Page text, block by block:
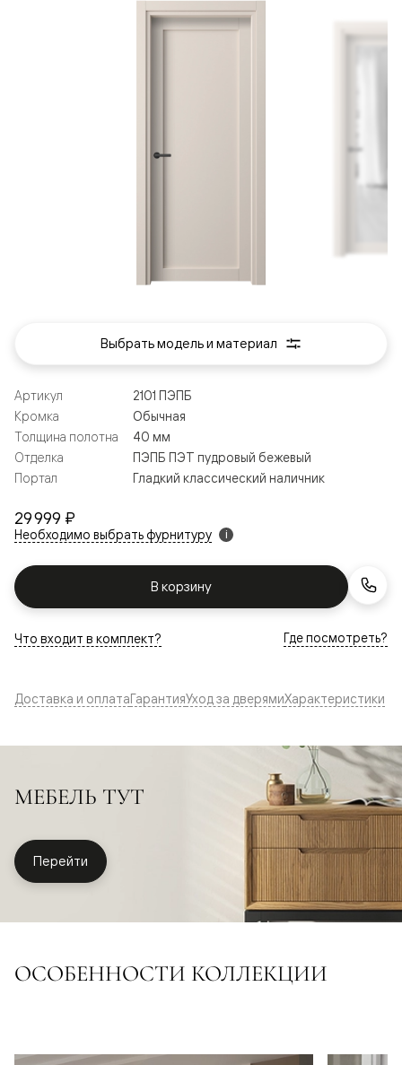
29 999 ₽
Необходимо выбрать фурнитуру i
В корзину
Артикул
2101 ПЭПБ
Кромка
Обычная
Толщина полотна
40 мм
Отделка
ПЭПБ ПЭТ пудровый бежевый
Портал
Гладкий классический наличник
Что входит в комплект? Где посмотреть?
Выбрать модель и материал
Доставка и оплатаГарантияУход за дверямиХарактеристики
МЕБЕЛЬ ТУТ
Перейти
ОСОБЕННОСТИ КОЛЛЕКЦИИ